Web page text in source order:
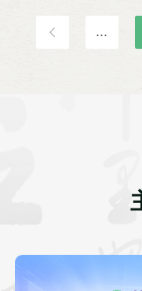
式人工智能的可
中的创新应用等
总会理事长汤俊
...